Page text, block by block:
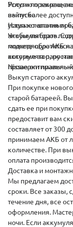
Россию
найти более
уступает штатным
Чтобы выбрать
можете
которые за пару
Nissan
Услуги по замене
выпуска
Наша компания
аккумуляторов.
подходящую АКБ
аккумулятор,
проверки
Выкуп старого
При покупке
старой батареей.
сдатьее при
предоставит вам
составляет от 300
принимаем АКБ от
количестве. При
оплата
Доставка и
Мы предлагаем
сроки. Все заказы,
течение дня, все
оформления.
ночи. Если